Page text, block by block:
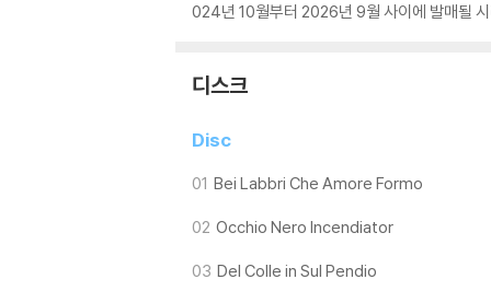
024년 10월부터 2026년 9월 사이에 발매될
디스크
Disc
01 Bei Labbri Che Amore Formo
02 Occhio Nero Incendiator
03 Del Colle in Sul Pendio